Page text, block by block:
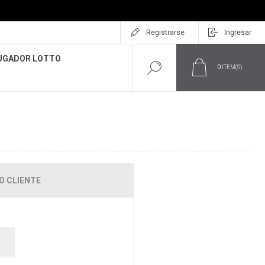
Registrarse Ingresar
LOTTO
0 ITEM(S)
CLIENTE